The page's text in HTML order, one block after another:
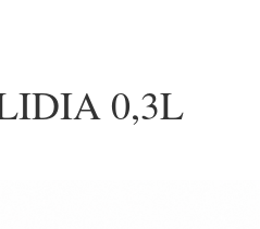
0,3L